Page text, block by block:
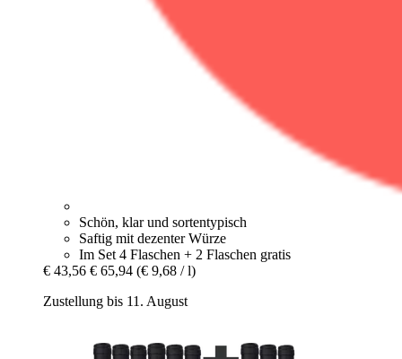
Schön, klar und sortentypisch
Saftig mit dezenter Würze
Im Set 4 Flaschen + 2 Flaschen gratis
€ 43,56 € 65,94 (€ 9,68 / l)
Zustellung bis 11. August